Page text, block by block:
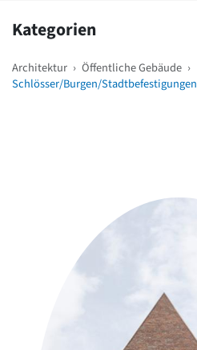
Kategorien
Architektur › Öffentliche Gebäude ›
Schlösser/Burgen/Stadtbefestigungen